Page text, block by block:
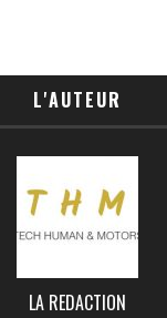
L'AUTEUR
LA REDACTION